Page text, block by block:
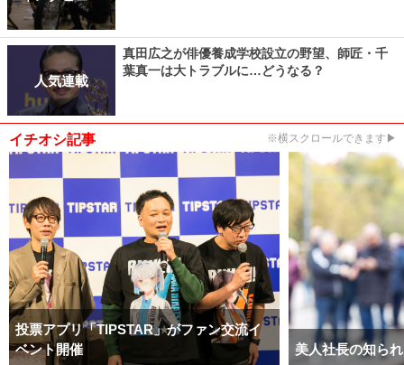
人気連載
真田広之が俳優養成学校設立の野望、師匠・千
葉真一は大トラブルに…どうなる？
イチオシ記事 ※横スクロールできます▶
投票アプリ「TIPSTAR」がファン交流イ
ベント開催
美人社長の知ら